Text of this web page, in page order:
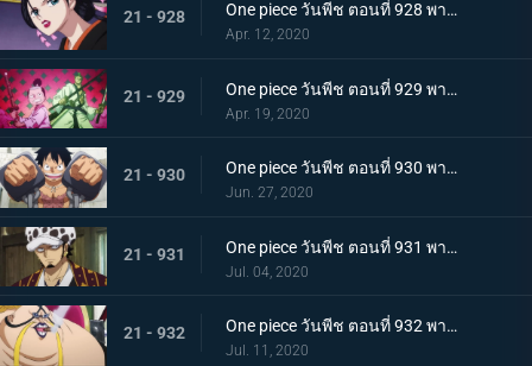
21 - 928 One piece วันพีช ตอนที่ 928 พากย์ไทย ดอกไม้ที่ปลิดปลิว! วาระสุดท้ายของหญิงงามแห่งวาโนะ
Apr. 12, 2020
21 - 929 One piece วันพีช ตอนที่ 929 พากย์ไทย สายสัมพันธ์นักโทษ ลูฟี่กับปู่เฮียว!
Apr. 19, 2020
21 - 930 One piece วันพีช ตอนที่ 930 พากย์ไทย หัวหน้าใหญ่! ควีนแห่งหายนะปรากฏตัว!
Jun. 27, 2020
21 - 931 One piece วันพีช ตอนที่ 931 พากย์ไทย ปีนขึ้นไป ลูฟี่และการหนีตายที่เดิมพันด้วยชีวิต!
Jul. 04, 2020
21 - 932 One piece วันพีช ตอนที่ 932 พากย์ไทย อยู่หรือตาย ศึกซูโม่อินเฟอร์โนของควีน
Jul. 11, 2020